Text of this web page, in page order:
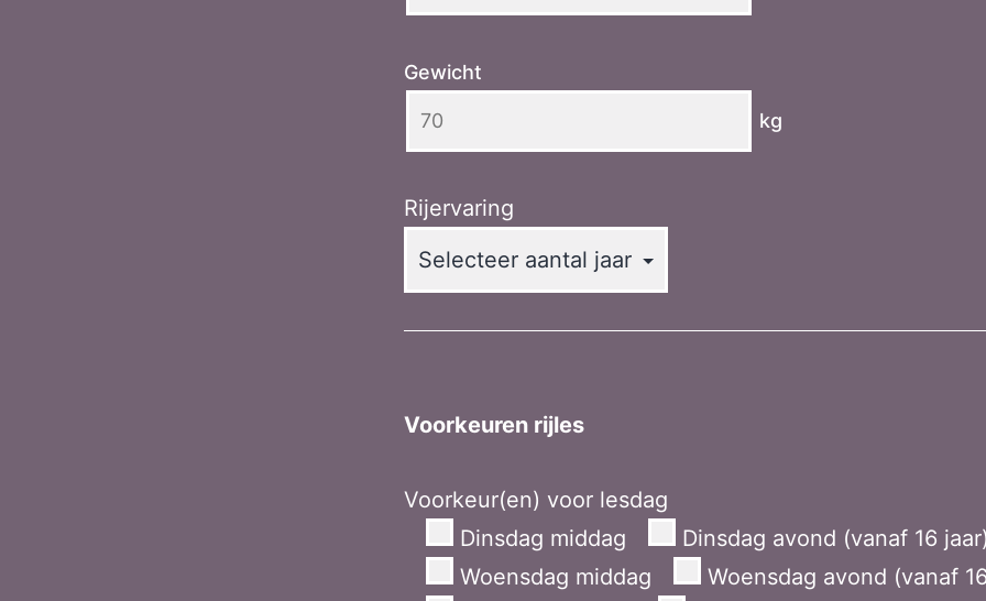
Gewicht
kg
Rijervaring
Voorkeuren rijles
Voorkeur(en) voor lesdag
Dinsdag middag
Dinsdag avond (vanaf 16
Woensdag middag
Woensdag avond (vanaf